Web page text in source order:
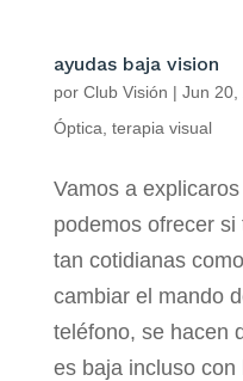
ayudas baja vision
por Club Visión | Jun 20,
Óptica terapia visual
Vamos a
podemos ofrecer
tan cotidianas
cambiar el mando
teléfono, se hacen
es baja incluso